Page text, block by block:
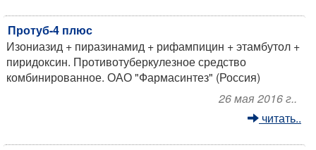
Протуб-4 плюс
Изониазид + пиразинамид + рифампицин + этамбутол +
пиридоксин. Противотуберкулезное средство
комбинированное. ОАО "Фармасинтез" (Россия)
26 мая 2016 г..
читать..